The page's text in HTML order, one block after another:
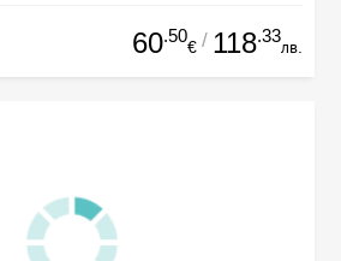
60.50
€ / 118.33
лв.